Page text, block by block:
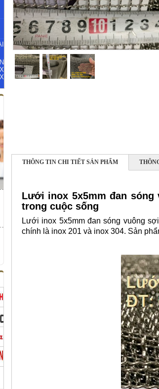
THÔNG TIN CHI TIẾT SẢN PHẨM
Lưới inox 5x5mm đan
trong cuộc sống
Lưới inox 5x5mm đan sóng vuông
chính là inox 201 và inox 304. Sản